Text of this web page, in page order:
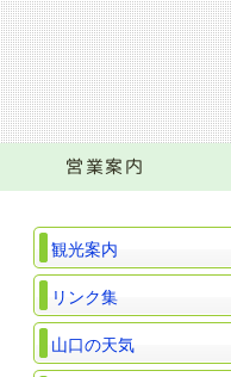
営業案内
観光案内
リンク集
山口の天気